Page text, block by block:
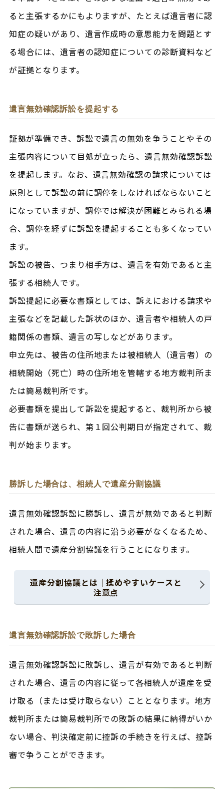
ると主張するかにもよりますが、たとえば遺言者に認
知症の疑いがあり、遺言作成時の意思能力を問題とす
る場合には、遺言者の認知症についての診断資料など
が証拠となります。
遺言無効確認訴訟を提起する
証拠が準備でき、訴訟で遺言の無効を争うことやその
主張内容について目処が立ったら、遺言無効確認訴訟
を提起します。なお、遺言無効確認の請求については
原則として訴訟の前に調停をしなければならないこと
になっていますが、調停では解決が困難とみられる場
合、調停を経ずに訴訟を提起することも多くなってい
ます。
訴訟の被告、つまり相手方は、遺言を有効であると主
張する相続人です。
訴訟提起に必要な書類としては、訴えにおける請求や
主張などを記載した訴状のほか、遺言者や相続人の戸
籍関係の書類、遺言の写しなどがあります。
申立先は、被告の住所地または被相続人（遺言者）の
相続開始（死亡）時の住所地を管轄する地方裁判所ま
たは簡易裁判所です。
必要書類を提出して訴訟を提起すると、裁判所から被
告に書類が送られ、第１回公判期日が指定されて、裁
判が始まります。
勝訴した場合は、相続人で遺産分割協議
遺言無効確認訴訟に勝訴し、遺言が無効であると判断
された場合、遺言の内容に沿う必要がなくなるため、
相続人間で遺産分割協議を行うことになります。
遺産分割協議とは｜揉めやすいケースと
注意点
遺言無効確認訴訟で敗訴した場合
遺言無効確認訴訟に敗訴し、遺言が有効であると判断
された場合、遺言の内容に従って各相続人が遺産を受
け取る（または受け取らない）こととなります。地方
裁判所または簡易裁判所での敗訴の結果に納得がいか
ない場合、判決確定前に控訴の手続きを行えば、控訴
審で争うことができます。